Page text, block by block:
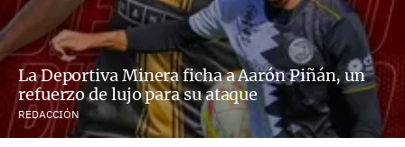
La Deportiva Minera ficha a Aarón Piñán, un
refuerzo de lujo para su ataque
REDACCIÓN